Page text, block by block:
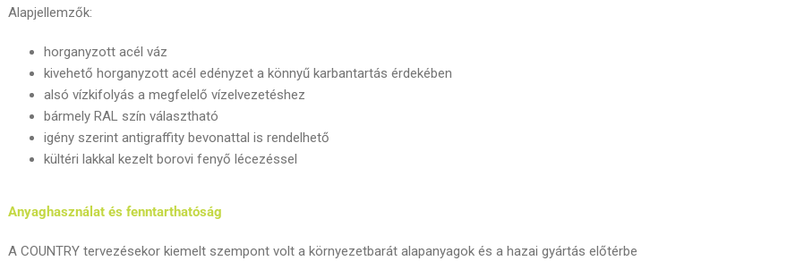
Alapjellemzők:
horganyzott acél váz
kivehető horganyzott acél edényzet a könnyű karbantartás érdekében
alsó vízkifolyás a megfelelő vízelvezetéshez
bármely RAL szín választható
igény szerint antigraffity bevonattal is rendelhető
kültéri lakkal kezelt borovi fenyő lécezéssel
Anyaghasználat és fenntarthatóság
A COUNTRY tervezésekor kiemelt szempont volt a környezetbarát alapanyagok és a hazai gyártás előtérbe